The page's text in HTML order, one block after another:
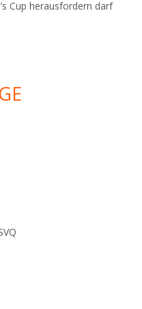
Cup herausfordern darf